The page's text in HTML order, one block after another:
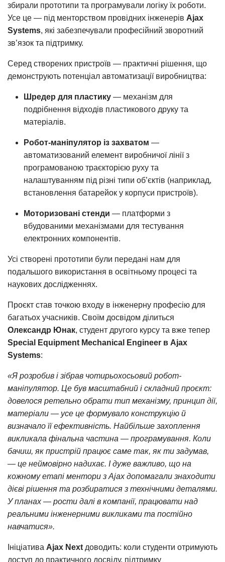
збирали прототипи та програмували логіку їх роботи.
Усе це — під менторством провідних інженерів Ajax
Systems, які забезпечували професійний зворотний
зв’язок та підтримку.
Серед створених пристроїв — практичні рішення, що
демонструють потенціал автоматизації виробництва:
Шредер для пластику — механізм для
подрібнення відходів пластикового друку та
матеріалів.
Робот-маніпулятор із захватом —
автоматизований елемент виробничої лінії з
програмованою траєкторією руху та
налаштуванням під різні типи об’єктів (наприклад,
встановлення батарейок у корпуси пристроїв).
Моторизовані стенди — платформи з
вбудованими механізмами для тестування
електронних компонентів.
Усі створені прототипи були передані нам для
подальшого використання в освітньому процесі та
наукових дослідженнях.
Проєкт став точкою входу в інженерну професію для
багатьох учасників. Своїм досвідом ділиться
Олександр Юнак, студент другого курсу та вже тепер
Special Equipment Mechanical Engineer в Ajax
Systems:
«Я розробив і зібрав чотирьохосьовий робот-
маніпулятор. Це був масштабний і складний проєкт:
довелося ретельно обрати тип механізму, принцип дії,
матеріали — усе це формувало конструкцію й
визначало її ефективність. Найбільше захоплення
викликала фінальна частина — програмування. Коли
бачиш, як пристрій працює саме так, як ти задумав,
— це неймовірно надихає. І дуже важливо, що на
кожному етапі ментори з Ajax допомагали знаходити
дієві рішення та розбиратися з технічними деталями.
У планах — рости далі в компанії, працювати над
реальними інженерними викликами та постійно
навчатися».
Ініціатива Ajax Next доводить: коли студенти отримують
доступ до практичного досвіду, підтримку